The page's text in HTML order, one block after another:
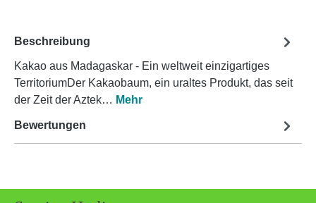
Beschreibung
Kakao aus Madagaskar - Ein weltweit einzigartiges
TerritoriumDer Kakaobaum, ein uraltes Produkt, das seit
der Zeit der Aztek… Mehr
Bewertungen